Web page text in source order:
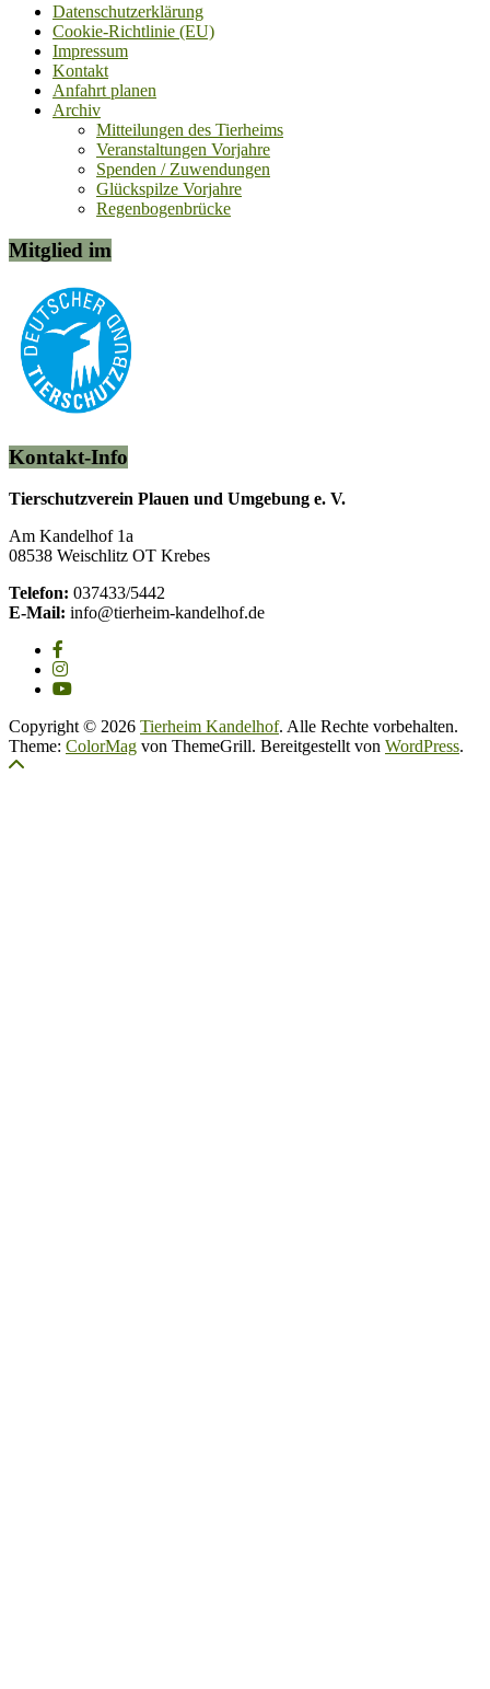
Datenschutzerklärung
Cookie-Richtlinie (EU)
Impressum
Kontakt
Anfahrt planen
Archiv
Mitteilungen des Tierheims
Veranstaltungen Vorjahre
Spenden / Zuwendungen
Glückspilze Vorjahre
Regenbogenbrücke
Mitglied im
Kontakt-Info
Tierschutzverein Plauen und Umgebung e. V.
Am Kandelhof 1a
08538 Weischlitz OT Krebes
Telefon: 037433/5442
E-Mail: info@tierheim-kandelhof.de
Copyright © 2026 Tierheim Kandelhof. Alle Rechte vorbehalten.
Theme: ColorMag von ThemeGrill. Bereitgestellt von WordPress.